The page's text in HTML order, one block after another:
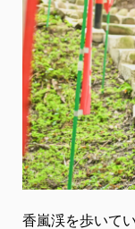
香嵐渓を歩いて